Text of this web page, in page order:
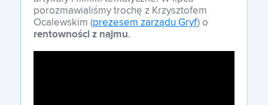
porozmawialiśmy trochę z Krzysztofem
Ocalewskim (prezesem zarządu Gryf) o
rentowności z najmu.